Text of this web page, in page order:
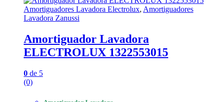
Amortiguadores Lavadora Electrolux, Amortiguadores
Lavadora Zanussi
Amortiguador Lavadora
ELECTROLUX 1322553015
0 de 5
(0)